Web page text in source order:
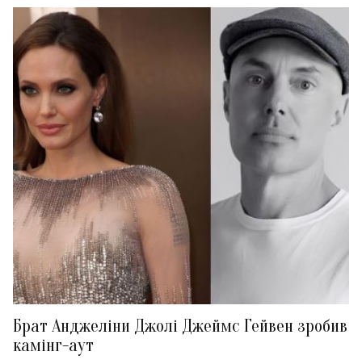
Брат Анджеліни Джолі Джеймс Гейвен зробив
камінг-аут